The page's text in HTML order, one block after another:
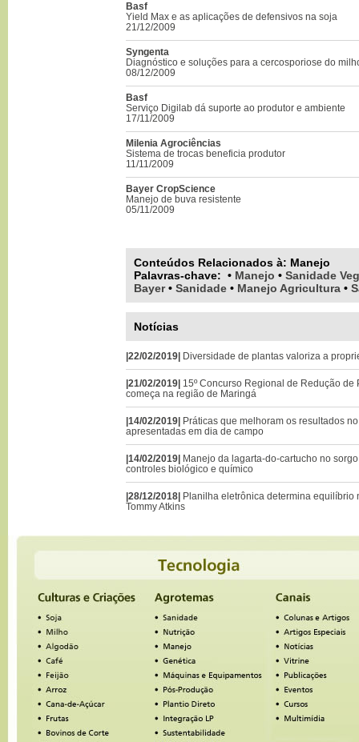
Basf
Yield Max e as aplicações de defensivos na soja
21/12/2009
Syngenta
Diagnóstico e soluções para a cercosporiose do
08/12/2009
Basf
Serviço Digilab dá suporte ao produtor e ambiente
17/11/2009
Milenia Agrociências
Sistema de trocas beneficia produtor
11/11/2009
Bayer CropScience
Manejo de buva resistente
05/11/2009
Conteúdos Relacionados à: Manejo
Palavras-chave: • Manejo • Sanidade
Bayer • Sanidade • Manejo Agricultura •
Notícias
|22/02/2019| Diversidade de plantas valoriza a
|21/02/2019| 15º Concurso Regional de Redução
começa na região de Maringá
|14/02/2019| Práticas que melhoram os resultados
apresentadas em dia de campo
|14/02/2019| Manejo da lagarta-do-cartucho no
controles biológico e químico
|28/12/2018| Planilha eletrônica determina equilíbrio
Tommy Atkins